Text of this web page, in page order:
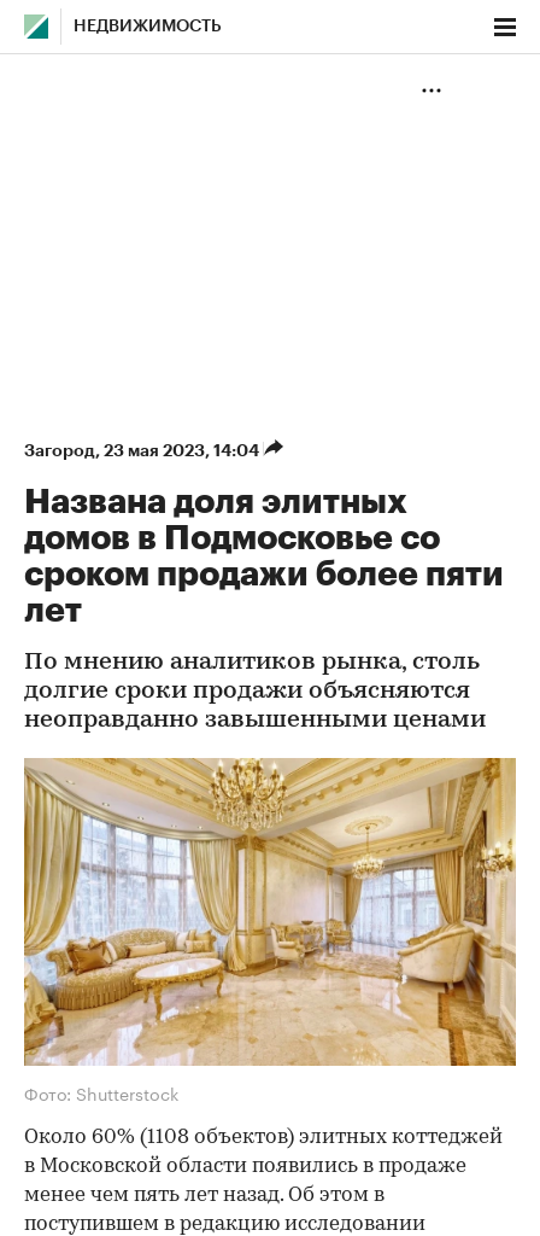
НЕДВИЖИМОСТЬ
Загород⁠, 23 мая 2023, 14:04
Названа доля элитных
домов в Подмосковье со
сроком продажи более пяти
лет
По мнению аналитиков рынка, столь
долгие сроки продажи объясняются
неоправданно завышенными ценами
Фото: Shutterstock
Около 60% (1108 объектов) элитных коттеджей
в Московской области появились в продаже
менее чем пять лет назад. Об этом в
поступившем в редакцию исследовании